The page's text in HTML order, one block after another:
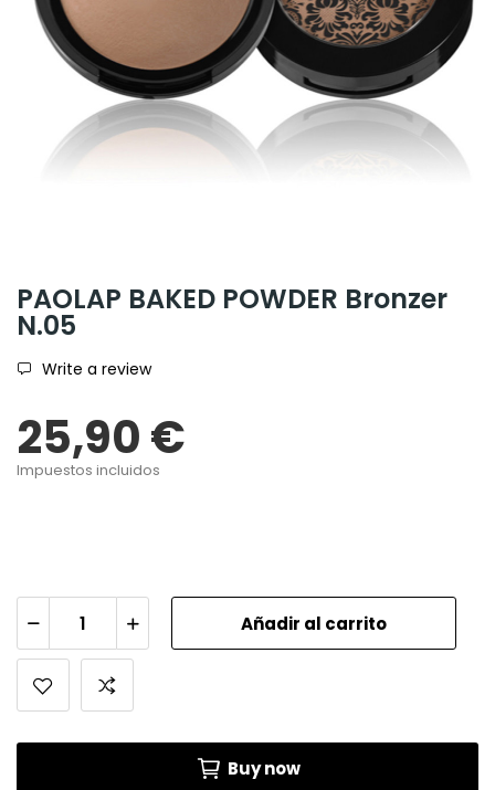
PAOLAP BAKED POWDER Bronzer
N.05
Write a review
25,90 €
Impuestos incluidos
Añadir al carrito
Buy now